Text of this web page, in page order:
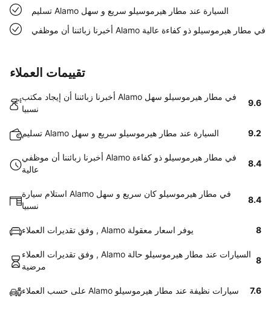
تسليم Alamo السيارة عند مطار هيرموسيلو سريع و سهل
أخبرنا زبائننا أن موظفي Alamo في مطار هيرموسيلو ذو كفاءة عالية
تقييمات العملاء
أخبرنا زبائننا أن إيجاد مكتب Alamo في مطار هيرموسيلو سهل
نسبيا
9.6
تسليم Alamo السيارة عند مطار هيرموسيلو سريع و سهل 9.2
أخبرنا زبائننا أن موظفي Alamo في مطار هيرموسيلو ذو كفاءة
عالية
8.4
استلام سيارة Alamo في مطار هيرموسيلو كان سريع و سهل
نسبيا
8.4
وفق تقديرات العملاء , Alamo يوفر اسعار معقولة 8
وفق تقديرات العملاء , Alamo السيارات عند مطار هيرموسيلو حالة
مرضية
8
على حسب العملاء Alamo سيارات نظيفة عند مطار هيرموسيلو 7.6